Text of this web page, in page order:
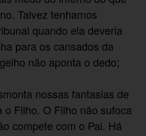
Talvez tenhamos
quando ela deveria
para os cansados da
não aponta o dedo;
nossas fantasias de
o Filho. O Filho não sufoca
compete com o Pai. Há